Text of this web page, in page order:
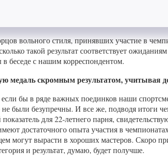
вольного стиля, принявших участие в
такой результат соответствует
беседе с нашим корреспондентом.
медаль скромным результатом,учитывая
бы в ряде важных поединков наши
были безупречны. И все же, подводя итоги
для 22-летнего парня,
достаточного опыта участия в
могут вырасти в хороших мастеров. Скоро
и результат, думаю, будет получше.